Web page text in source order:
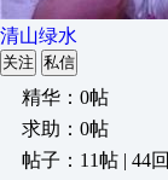
清山绿水
关注 私信
精华：0帖
求助：0帖
帖子：11帖 | 44回